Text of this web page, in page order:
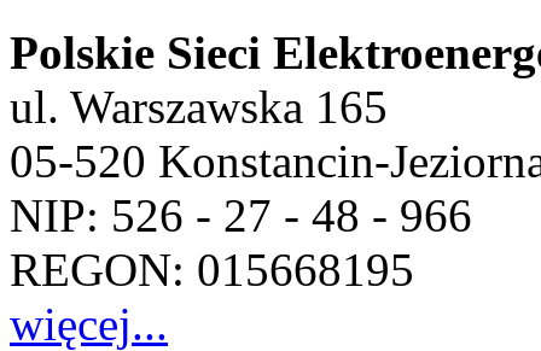
Polskie Sieci
ul. Warszawska 165
05-520 Konstancin-
NIP: 526 - 27 - 48 - 966
REGON: 015668195
więcej...